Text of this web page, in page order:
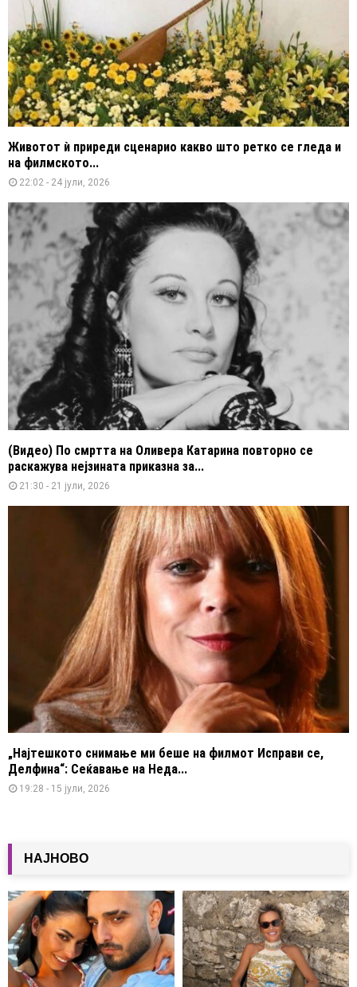
Животот ѝ приреди сценарио какво што ретко се гледа и
на филмското...
22:02 - 24 јули, 2026
(Видео) По смртта на Оливера Катарина повторно се
раскажува нејзината приказна за...
21:30 - 21 јули, 2026
„Најтешкото снимање ми беше на филмот Исправи се,
Делфина“: Сеќавање на Неда...
19:28 - 15 јули, 2026
НАЈНОВО